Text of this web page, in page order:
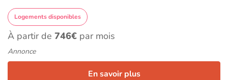
Logements disponibles
À partir de 746€ par mois
Annonce
En savoir plus